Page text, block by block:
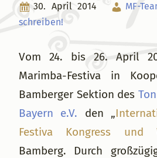
30. April 2014 MF-
schreiben!
Vom 24. bis 26. April
Marimba-Festiva in
Bamberger Sektion des
Bayern e.V. den „
Festiva Kongress und
Bamberg. Durch